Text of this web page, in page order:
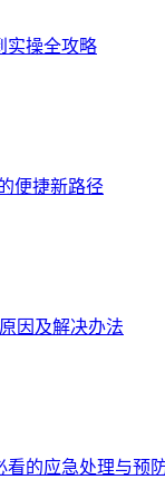
实操全攻略
便捷新路径
因及解决办法
看的应急处理与预